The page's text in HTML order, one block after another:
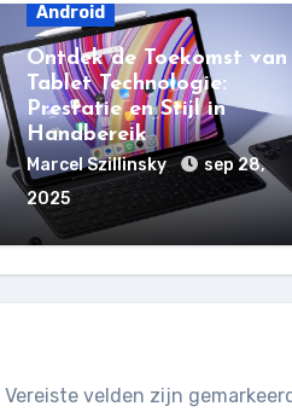
Android
Ontdek de Toekomst van
Tablet Technologie:
Prestatie en Stijl in
Handbereik
Marcel Szillinsky
sep 28,
2025
Vereiste velden zijn